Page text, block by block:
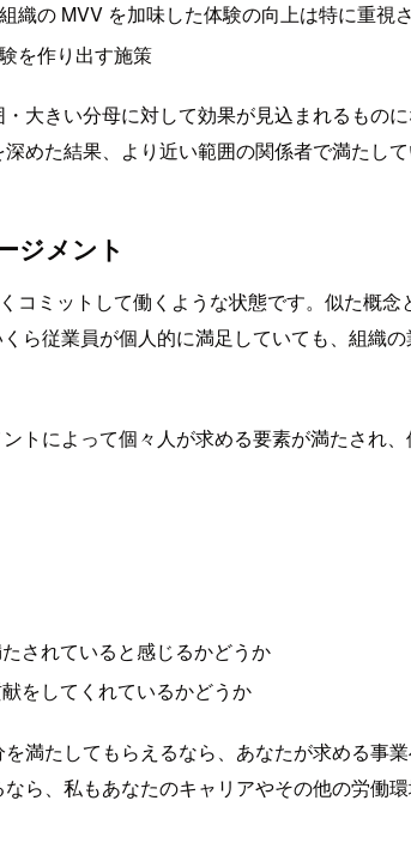
の MVV を加味した体験の向上は特に重視
を作り出す施策
大きい分母に対して効果が見込まれるもの
めた結果、より近い範囲の関係者で満たして
ジメント
コミットして働くような状態です。似た概
ら従業員が個人的に満足していても、組織
トによって個々人が求める要素が満たされ
されていると感じるかどうか
をしてくれているかどうか
満たしてもらえるなら、あなたが求める事
ら、私もあなたのキャリアやその他の労働